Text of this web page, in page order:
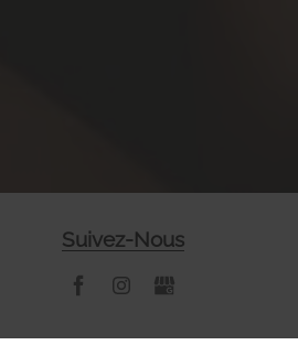
Suivez-Nous